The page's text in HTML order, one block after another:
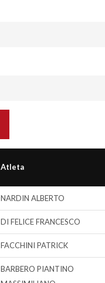
Atleta
NARDIN ALBERTO
DI FELICE FRANCESCO
FACCHINI PATRICK
BARBERO PIANTINO